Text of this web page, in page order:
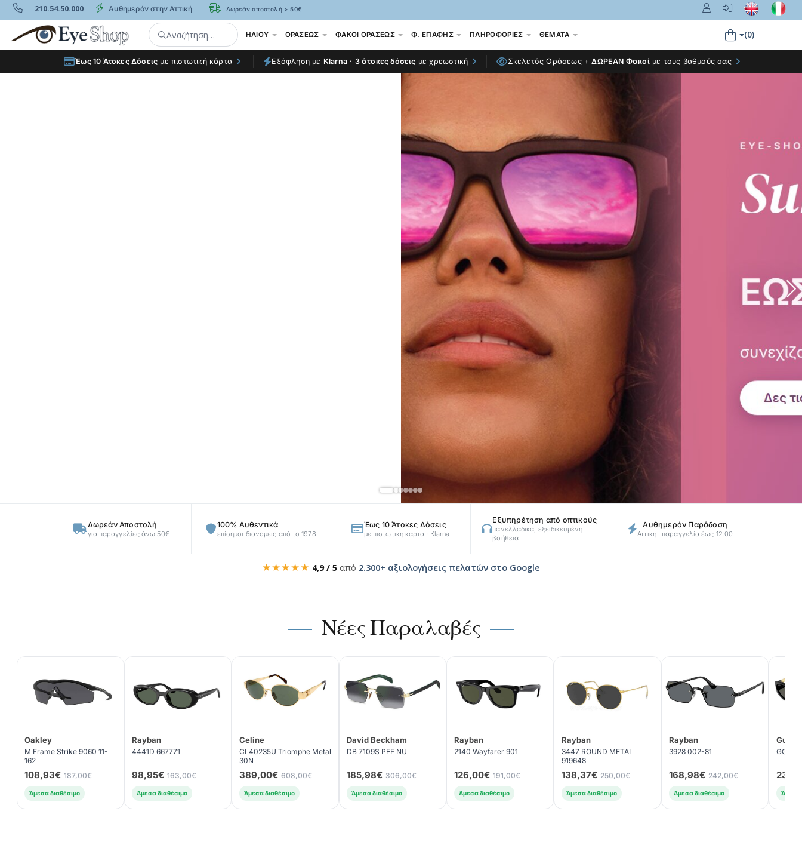
210.54.50.000 Αυθημερόν στην Αττική Δωρεάν αποστολή > 50€
Αναζήτηση… ΗΛΙΟΥ ΟΡΑΣΕΩΣ ΦΑΚΟΊ ΟΡΆΣΕΩΣ Φ. ΕΠΑΦΗΣ ΠΛΗΡΟΦΟΡΊΕΣ ΘΈΜΑΤΑ (0)
ΟΠΤΙΚΑ - ΓΥΑΛΙΆ ΗΛΊΟΥ ΣΤΗΝ ΚΑΛΎΤΕΡΗ ΤΙΜΉ
Έως 10 Άτοκες Δόσεις με πιστωτική κάρτα Εξόφληση με Klarna· 3 άτοκες δόσεις με χρεωστική Σκελετός Οράσεως +ΔΩΡΕΑΝ Φακοίμε τους βαθμούς σας
Δωρεάν Αποστολή
για παραγγελίες άνω 50€
100% Αυθεντικά
επίσημοι διανομείς από το 1978
Έως 10 Άτοκες Δόσεις
με πιστωτική κάρτα · Klarna
Εξυπηρέτηση από οπτικούς
πανελλαδικά, εξειδικευμένη
βοήθεια
Αυθημερόν Παράδοση
Αττική · παραγγελία έως 12:00
★★★★★ 4,9 / 5 από 2.300+ αξιολογήσεις πελατών στο Google
Νέες Παραλαβές
Oakley
M Frame Strike 9060 11-
162
108,93€ 187,00€
Άμεσα διαθέσιμο
Rayban
4441D 667771
98,95€ 163,00€
Άμεσα διαθέσιμο
Celine
CL40235U Triomphe Metal
30N
389,00€ 608,00€
Άμεσα διαθέσιμο
David Beckham
DB 7109S PEF NU
185,98€ 306,00€
Άμεσα διαθέσιμο
Rayban
2140 Wayfarer 901
126,00€ 191,00€
Άμεσα διαθέσιμο
Rayban
3447 ROUND METAL
919648
138,37€ 250,00€
Άμεσα διαθέσιμο
Rayban
3928 002-81
168,98€ 242,00€
Άμεσα διαθέσιμο
Gucci
Άμεσα